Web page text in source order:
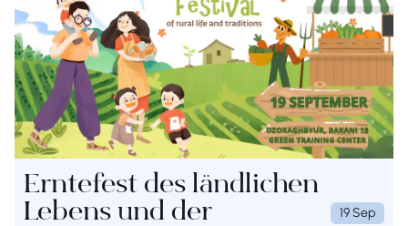
Erntefest des ländlichen
Lebens und der
19 Sep